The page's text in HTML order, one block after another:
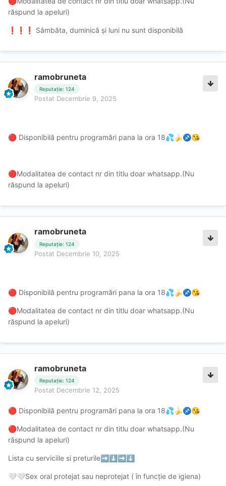
răspund la apeluri)
❗ ❗ ❗ ️ Sâmbăta, duminică și luni nu sunt disponibilă
ramobruneta
Reputație: 124
Postat Decembrie 9, 2025
🔴 Disponibilă pentru programări pana la ora 18💦🍌♐😘
🔴Modalitatea de contact nr din titlu doar whatsapp.(Nu
răspund la apeluri)
ramobruneta
Reputație: 124
Postat Decembrie 10, 2025
🔴 Disponibilă pentru programări pana la ora 18💦 🍌♐😘
🔴Modalitatea de contact nr din titlu doar whatsapp.(Nu
răspund la apeluri)
ramobruneta
Reputație: 124
Postat Decembrie 12, 2025
🔴 Disponibilă pentru programări pana la ora 18💦🍌♐😘
🔴Modalitatea de contact nr din titlu doar whatsapp.(Nu
răspund la apeluri)
Lista cu serviciile si preturile➡️ ⬇️ ➡️ ⬇️
🤍🤍Sex oral protejat sau neprotejat ( în funcție de igiena)